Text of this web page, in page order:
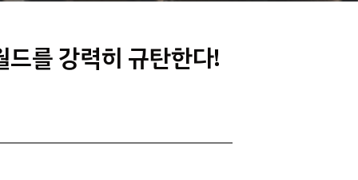
를 강력히 규탄한다!